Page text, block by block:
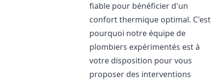
fiable pour bénéficier d'un
confort thermique optimal. C'est
pourquoi notre équipe de
plombiers expérimentés est à
votre disposition pour vous
proposer des interventions